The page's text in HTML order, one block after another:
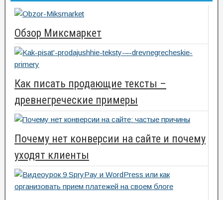
Обзор Миксмаркет
Как писать продающие тексты –
древнегреческие примеры
Почему нет конверсии на сайте и почему
уходят клиенты